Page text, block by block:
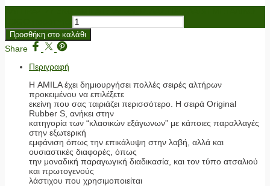
Προσθήκη στο καλάθι
Share
Περιγραφή
Η AMILA έχει δημιουργήσει πολλές σειρές αλτήρων
προκειμένου να επιλέξετε
εκείνη που σας ταιριάζει περισσότερο. Η σειρά Original
Rubber S, ανήκει στην
κατηγορία των “κλασικών εξάγωνων” με κάποιες παραλλαγές
στην εξωτερική
εμφάνιση όπως την επικάλυψη στην λαβή, αλλά και
ουσιαστικές διαφορές, όπως
την μοναδική παραγωγική διαδικασία, και τον τύπο ατσαλιού
και πρωτογενούς
λάστιχου που χρησιμοποιείται